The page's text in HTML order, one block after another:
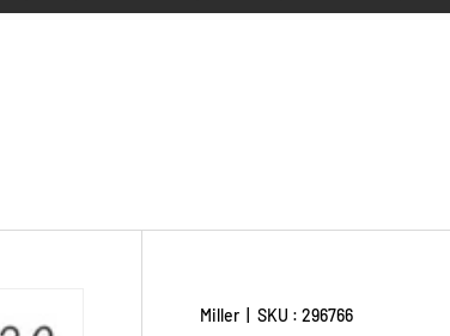
Miller |SKU : 296766